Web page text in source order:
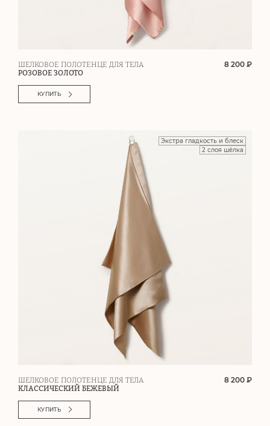
ШЕЛКОВОЕ ПОЛОТЕНЦЕ ДЛЯ ТЕЛА
РОЗОВОЕ ЗОЛОТО
8 200 ₽
КУПИТЬ
Экстра гладкость и блеск
2 слоя шёлка
ШЕЛКОВОЕ ПОЛОТЕНЦЕ ДЛЯ ТЕЛА
КЛАССИЧЕСКИЙ БЕЖЕВЫЙ
8 200 ₽
КУПИТЬ